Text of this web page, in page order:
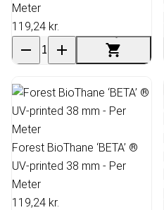
Meter
119,24 kr.
Forest BioThane ‘BETA’ ®
UV-printed 38 mm - Per
Meter
119,24 kr.